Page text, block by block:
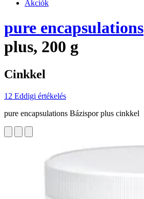
Akciók
pure encapsulations
plus, 200 g
Cinkkel
12 Eddigi értékelés
pure encapsulations Bázispor plus cinkkel